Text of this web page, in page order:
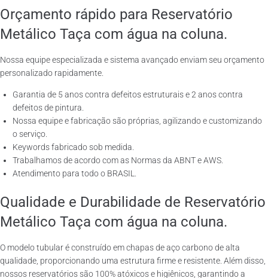
Orçamento rápido para Reservatório
Metálico Taça com água na coluna.
Nossa equipe especializada e sistema avançado enviam seu orçamento
personalizado rapidamente.
Garantia de 5 anos contra defeitos estruturais e 2 anos contra
defeitos de pintura.
Nossa equipe e fabricação são próprias, agilizando e customizando
o serviço.
Keywords fabricado sob medida.
Trabalhamos de acordo com as Normas da ABNT e AWS.
Atendimento para todo o BRASIL.
Qualidade e Durabilidade de Reservatório
Metálico Taça com água na coluna.
O modelo tubular é construído em chapas de aço carbono de alta
qualidade, proporcionando uma estrutura firme e resistente. Além disso,
nossos reservatórios são 100% atóxicos e higiênicos, garantindo a